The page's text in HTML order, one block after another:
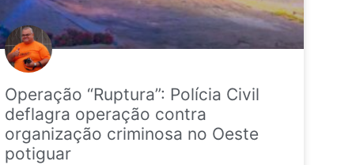
Operação “Ruptura”: Polícia Civil
deflagra operação contra
organização criminosa no Oeste
potiguar